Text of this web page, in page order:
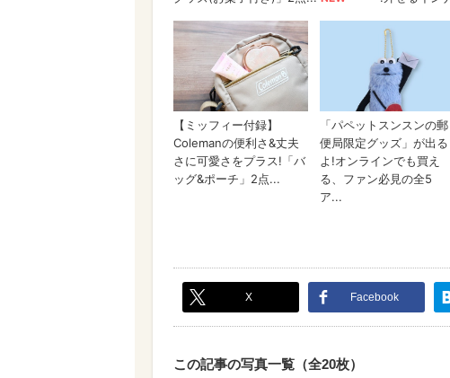
X Facebook
この記事の写真一覧（全20枚）